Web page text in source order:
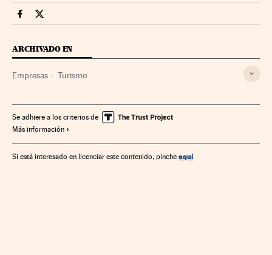
Companias Cinco Días en Facebook
Companias Cinco Días en Twitter
ARCHIVADO EN
Empresas Turismo
Se adhiere a los criterios de
Más información
Si está interesado en licenciar este contenido, pinche aquí